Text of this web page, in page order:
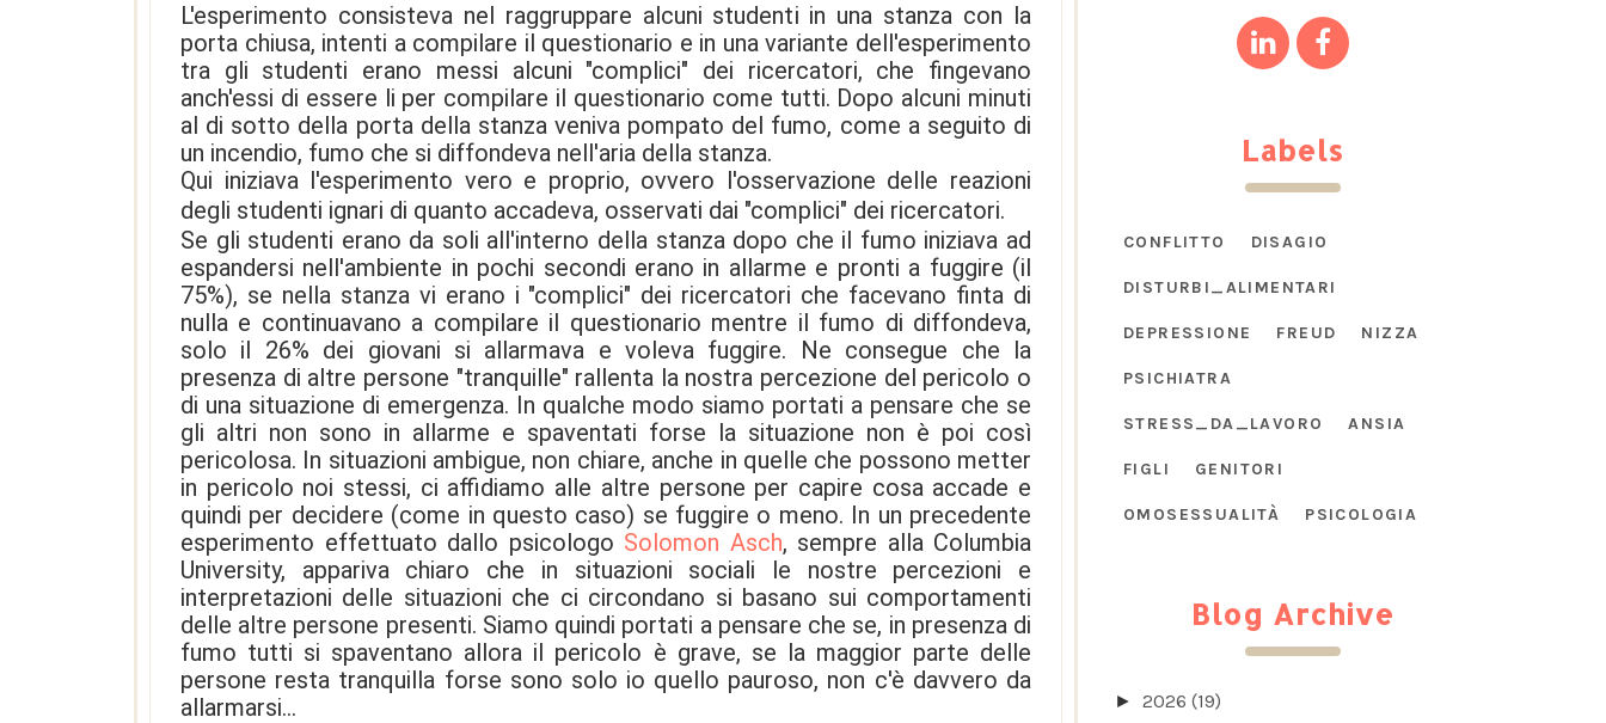
L'esperimento consisteva nel raggruppare alcuni studenti in una stanza con la
porta chiusa, intenti a compilare il questionario e in una variante dell'esperimento
tra gli studenti erano messi alcuni "complici" dei ricercatori, che fingevano
anch'essi di essere li per compilare il questionario come tutti. Dopo alcuni minuti
al di sotto della porta della stanza veniva pompato del fumo, come a seguito di
un incendio, fumo che si diffondeva nell'aria della stanza.
Qui iniziava l'esperimento vero e proprio, ovvero l'osservazione delle reazioni
degli studenti ignari di quanto accadeva, osservati dai "complici" dei ricercatori.
Se gli studenti erano da soli all'interno della stanza dopo che il fumo iniziava ad
espandersi nell'ambiente in pochi secondi erano in allarme e pronti a fuggire (il
75%), se nella stanza vi erano i "complici" dei ricercatori che facevano finta di
nulla e continuavano a compilare il questionario mentre il fumo di diffondeva,
solo il 26% dei giovani si allarmava e voleva fuggire. Ne consegue che la
presenza di altre persone "tranquille" rallenta la nostra percezione del pericolo o
di una situazione di emergenza. In qualche modo siamo portati a pensare che se
gli altri non sono in allarme e spaventati forse la situazione non è poi così
pericolosa. In situazioni ambigue, non chiare, anche in quelle che possono metter
in pericolo noi stessi, ci affidiamo alle altre persone per capire cosa accade e
quindi per decidere (come in questo caso) se fuggire o meno. In un precedente
esperimento effettuato dallo psicologo Solomon Asch, sempre alla Columbia
University, appariva chiaro che in situazioni sociali le nostre percezioni e
interpretazioni delle situazioni che ci circondano si basano sui comportamenti
delle altre persone presenti. Siamo quindi portati a pensare che se, in presenza di
fumo tutti si spaventano allora il pericolo è grave, se la maggior parte delle
persone resta tranquilla forse sono solo io quello pauroso, non c'è davvero da
allarmarsi...
Labels
CONFLITTO DISAGIO
DISTURBI_ALIMENTARI
DEPRESSIONE FREUD NIZZA
PSICHIATRA
STRESS_DA_LAVORO ANSIA
FIGLI GENITORI
OMOSESSUALITÀ PSICOLOGIA
Blog Archive
► 2026 (19)